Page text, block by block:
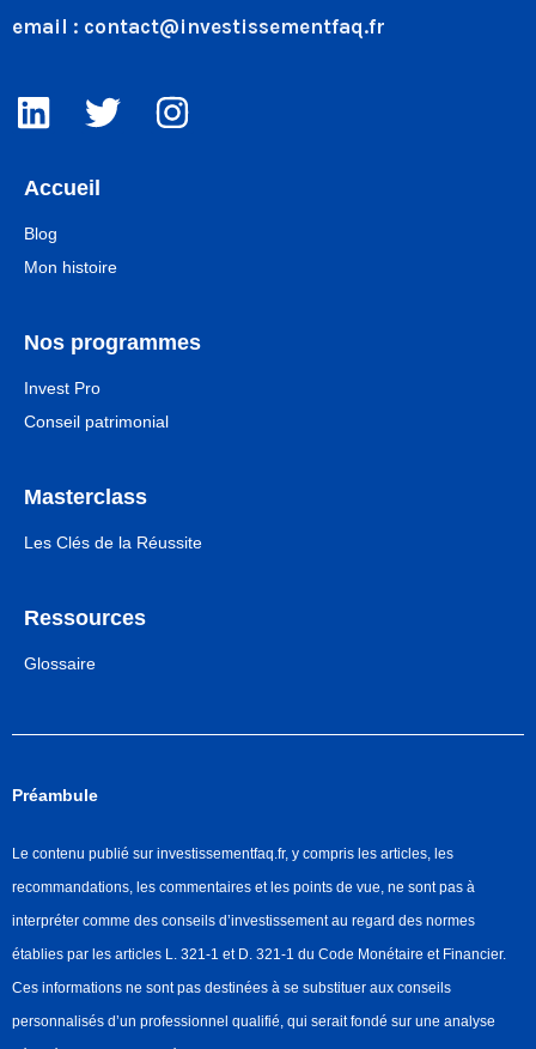
email : contact@investissementfaq.fr
Accueil
Blog
Mon histoire
Nos programmes
Invest Pro
Conseil patrimonial
Masterclass
Les Clés de la Réussite
Ressources
Glossaire
Préambule
Le contenu publié sur investissementfaq.fr, y compris les articles, les
recommandations, les commentaires et les points de vue, ne sont pas à
interpréter comme des conseils d’investissement au regard des normes
établies par les articles L. 321-1 et D. 321-1 du Code Monétaire et Financier.
Ces informations ne sont pas destinées à se substituer aux conseils
personnalisés d’un professionnel qualifié, qui serait fondé sur une analyse